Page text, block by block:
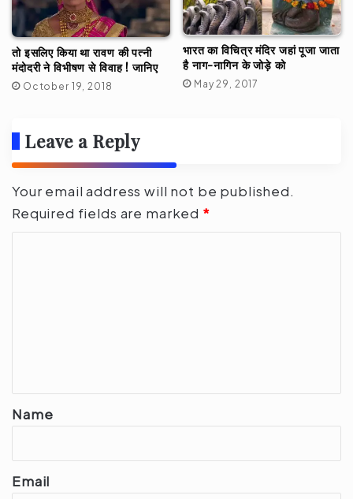
तो इसलिए किया था रावण की पत्नी
मंदोदरी ने वि‍भीषण से विवाह ! जानिए
October 19, 2018
भारत का विचित्र मंदिर जहां पूजा जाता
है नाग-नागिन के जोड़े को
May 29, 2017
Leave a Reply
Your email address will not be published.
Required fields are marked *
*
Name
Email